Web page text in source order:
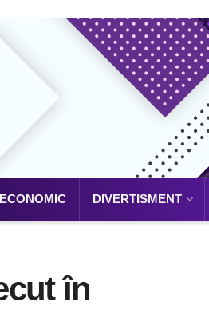
ECONOMIC DIVERTISMENT
în